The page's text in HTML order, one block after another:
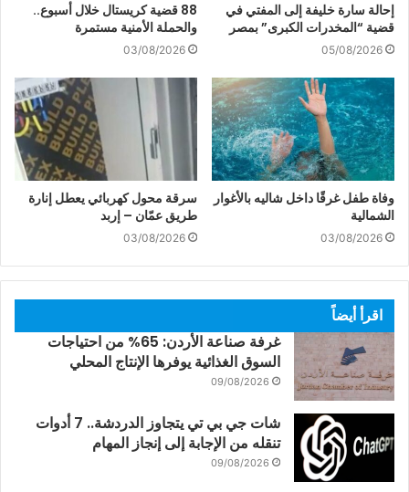
إحالة سارة خليفة إلى المفتي في
قضية “المخدرات الكبرى” بمصر
05/08/2026
88 قضية كريستال خلال أسبوع..
والحملة الأمنية مستمرة
03/08/2026
وفاة طفل غرقًا داخل شاليه بالأغوار
الشمالية
03/08/2026
سرقة محول كهربائي يعطل إنارة
طريق عمّان – إربد
03/08/2026
اقرأ أيضاً
غرفة صناعة الأردن: 65% من احتياجات
السوق الغذائية يوفرها الإنتاج المحلي
09/08/2026
شات جي بي تي يتجاوز الدردشة.. 7 أدوات
تنقله من الإجابة إلى إنجاز المهام
09/08/2026